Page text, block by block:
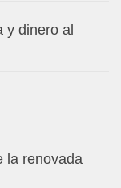
y dinero al
la renovada